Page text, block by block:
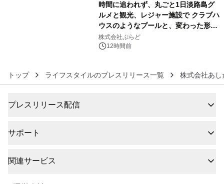
時間に追われず、丸ごと1日淡路島グ
ルメと観光、レジャー施設で クラブハ
ウスのようなプールと、変わった形の
サウナも 「THE BOXY AWAJI」のお
得な素泊まり連泊プランで
株式会社ぷらど
12時間前
トップ ライフスタイルのプレスリリース一覧 株式会社あ
プレスリリース配信
サポート
関連サービス